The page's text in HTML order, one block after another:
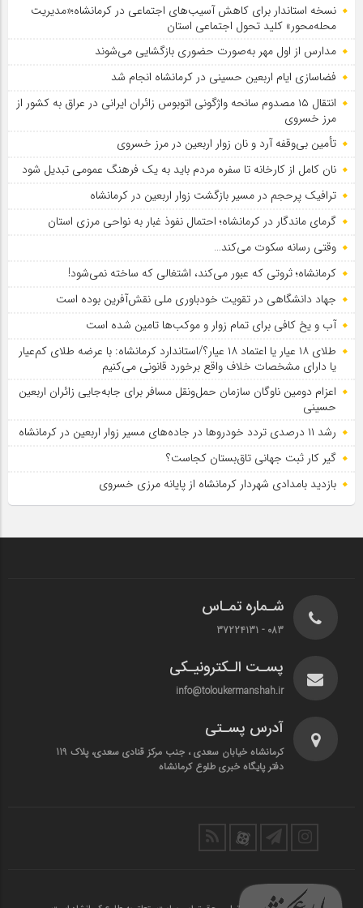
نسخه استاندار برای کاهش آسیب‌های اجتماعی در کرمانشاه؛«مدیریت
محله‌محور» کلید تحول اجتماعی استان
مدارس از اول مهر به‌صورت حضوری بازگشایی می‌شوند
فضاسازی ایام اربعین حسینی در کرمانشاه انجام شد
انتقال ۱۵ مصدوم سانحه واژگونی اتوبوس زائران ایرانی در عراق به کشور از
مرز خسروی
تأمین بی‌وقفه آرد و نان زوار اربعین در مرز خسروی
نان کامل از کارخانه تا سفره مردم باید به یک فرهنگ عمومی تبدیل شود
ترافیک پرحجم در مسیر بازگشت زوار اربعین در کرمانشاه
گرمای ماندگار در کرمانشاه؛ احتمال نفوذ غبار به نواحی مرزی استان
وقتی رسانه سکوت می‌کند…
کرمانشاه؛ ثروتی که عبور می‌کند، اشتغالی که ساخته نمی‌شود!
جهاد دانشگاهی در تقویت خودباوری ملی نقش‌آفرین بوده است
آب و یخ کافی برای تمام زوار و موکب‌ها تامین شده است
طلای ۱۸ عیار یا اعتماد ۱۸ عیار؟/استاندارد کرمانشاه: با عرضه طلای کم‌عیار
یا دارای مشخصات خلاف واقع برخورد قانونی می‌کنیم
اعزام دومین ناوگان سازمان حمل‌ونقل مسافر برای جابه‌جایی زائران اربعین
حسینی
رشد ۱۱ درصدی تردد خودروها در جاده‌های مسیر زوار اربعین در کرمانشاه
گیر کار ثبت جهانی تاق‌بستان کجاست؟
بازدید بامدادی شهردار کرمانشاه از پایانه مرزی خسروی
شـماره تمـاس
083 - 37224131
پسـت الـکترونیـکی
info@toloukermanshah.ir
آدرس پسـتی
کرمانشاه خیابان سعدی ، جنب مرکز قنادی سعدی، پلاک 119
دفتر پایگاه خبری طلوع کرمانشاه